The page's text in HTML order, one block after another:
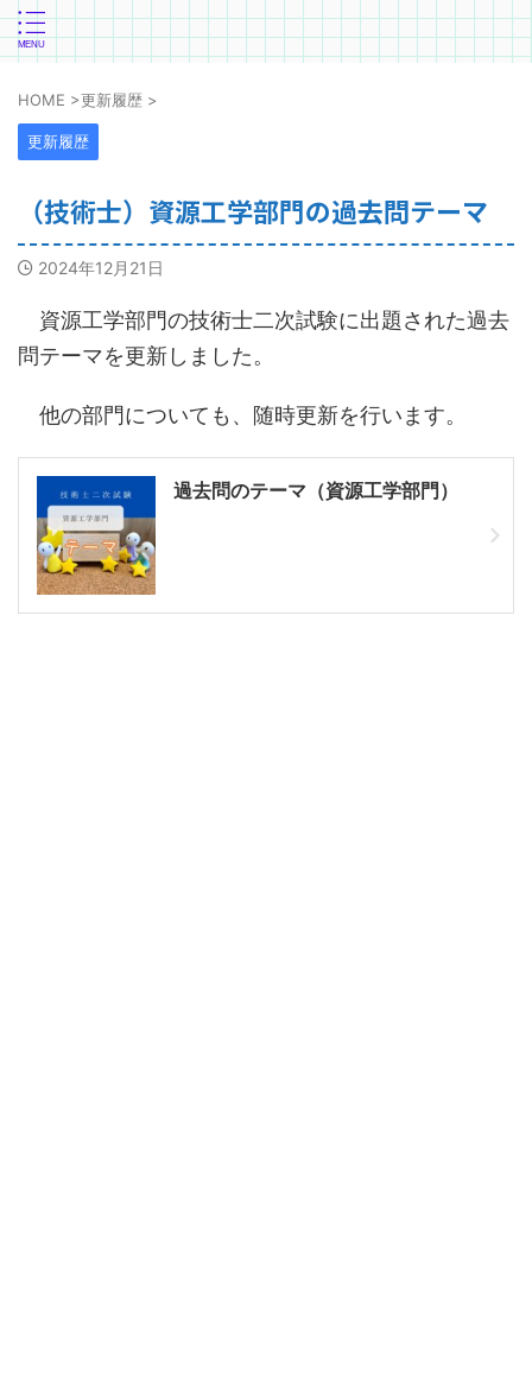
HOME >更新履歴 >
更新履歴
（技術士）資源工学部門の過去問テーマ
2024年12月21日
資源工学部門の技術士二次試験に出題された過去
問テーマを更新しました。
他の部門についても、随時更新を行います。
過去問のテーマ（資源工学部門）